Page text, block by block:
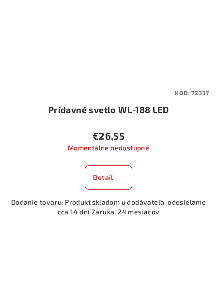
Prídavné svetlo WL-188 LED
€26,55
Momentálne nedostupné
Detail
Dodanie tovaru: Produkt skladom u dodávateľa, odosielame
cca 14 dní Záruka: 24 mesiacov
KÓD: 72337